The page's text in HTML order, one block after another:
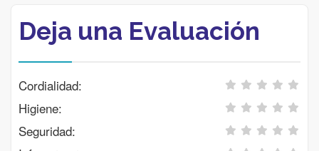
Deja una Evaluación
Cordialidad:
Higiene:
Seguridad: